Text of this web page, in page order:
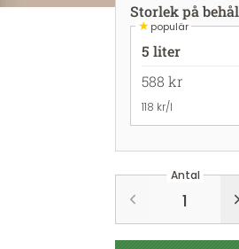
Storlek på
★populär
5 liter
588 kr
118 kr/l
Antal